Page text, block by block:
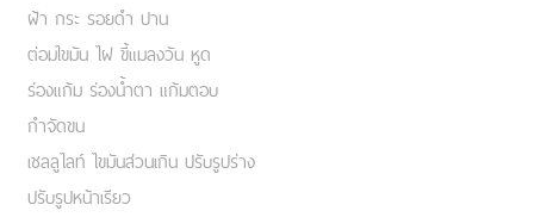
ฝ้า กระ รอยดำ ปาน
ต่อมไขมัน ไฝ ขี้แมลงวัน หูด
ร่องแก้ม ร่องน้ำตา แก้มตอบ
กำจัดขน
เชลลูไลท์ ไขมันส่วนเกิน ปรับรูปร่าง
ปรับรูปหน้าเรียว